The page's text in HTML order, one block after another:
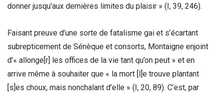
donner jusqu’aux dernières limites du plaisir » (I, 39, 246).
Faisant preuve d’une sorte de fatalisme gai et s’écartant
subrepticement de Sénèque et consorts, Montaigne enjoint
d’« allonge[r] les offices de la vie tant qu’on peut » et en
arrive même à souhaiter que « la mort [l]e trouve plantant
[s]es choux, mais nonchalant d’elle » (I, 20, 89). C’est, par